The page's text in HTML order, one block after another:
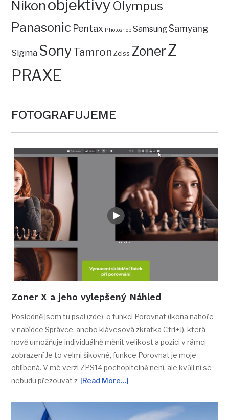
Nikon objektivy Olympus
Panasonic Pentax Photoshop SamsungSamyang
Sigma SonyTamron Zeiss ZonerZ
PRAXE
FOTOGRAFUJEME
Zoner X a jeho vylepšený Náhled
Posledně jsem tu psal (zde) o funkci Porovnat (ikona nahoře
v nabídce Správce, anebo klávesová zkratka Ctrl+J), která
nově umožňuje individuálně měnit velikost a pozici v rámci
zobrazení Je to velmi šikovné, funkce Porovnat je moje
oblíbená. V mé verzi ZPS14 pochopitelně není, ale kvůli ní se
nebudu přezouvat z [Read More…]